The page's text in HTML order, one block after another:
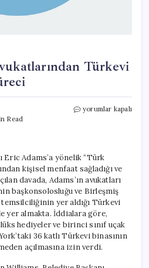
Türkevi
Read
Eric
İlgili
İtiraz
Süreci
için
yorumlar kapalı
Eric Adams’a yönelik “Türk
kişisel menfaat sağladığı ve
davada, Adams’ın avukatları
başkonsolosluğu ve Birleşmiş
yer aldığı Türkevi
yer almakta. İddialara göre,
hediyeler ve birinci sınıf uçak
36 katlı Türkevi binasının
açılmasına izin verdi.